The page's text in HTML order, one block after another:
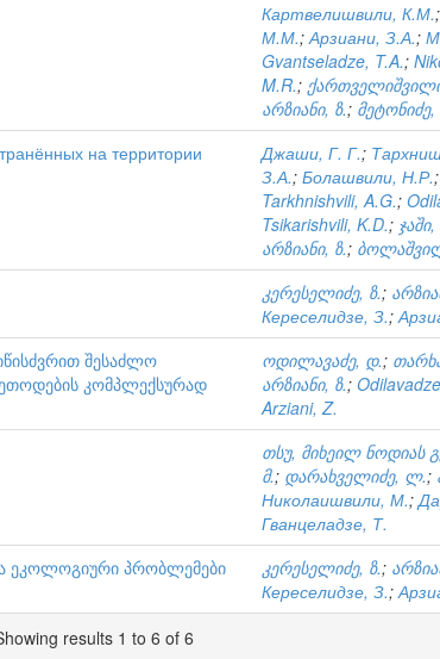
Картвелишвили, К.М.;
М.М.;Арзиани, З.А.;
Gvantseladze, T.A.;
M.R.;
არზიანი, ზ.; მეტონიძე,
на территории
Джаши, Г. Г.;
З.А.; Болашвили, Н.Р.;
Tarkhnishvili, A.G.;
Tsikarishvili, K.D.; ჯაში,
არზიანი, ზ.;
კერესელიძე, ზ.;
Кереселидзе, З.;
შესაძლო
კომპლექსურად
ოდილავაძე, დ.;
არზიანი, ზ.;
Arziani, Z.
თსუ, მიხეილ ნოდიას
მ.; დარახველიძე, ლ.;
Николаишвили, М.;
Гванцеладзе, Т.
ეკოლოგიური პრობლემები კერესელიძე, ზ.;
Кереселидзе, З.;
results 1 to 6 of 6